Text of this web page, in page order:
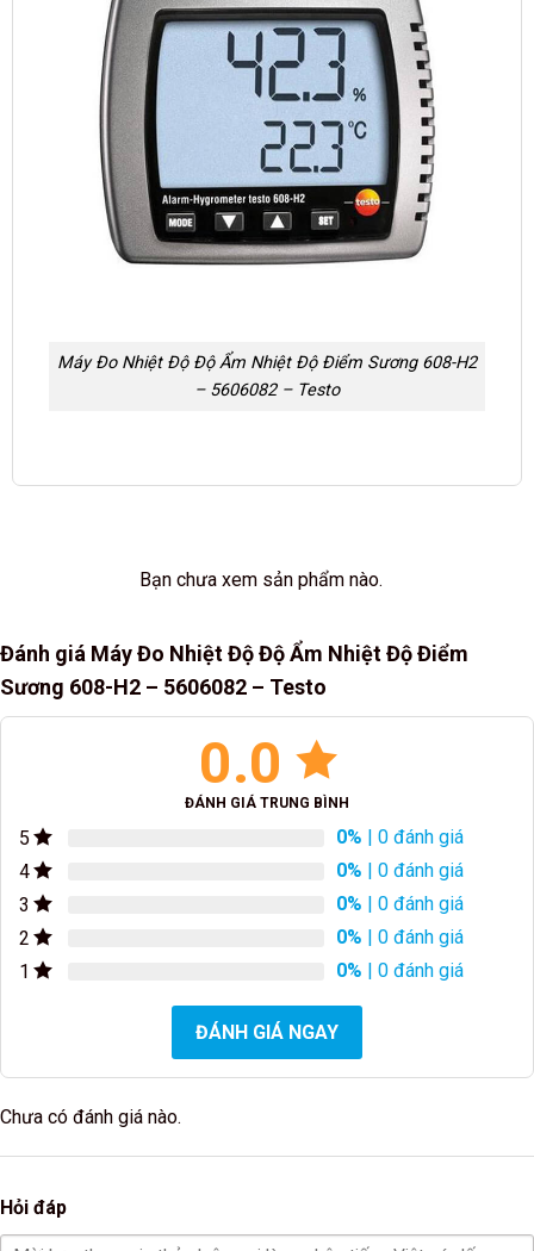
Máy Đo Nhiệt Độ Độ Ẩm Nhiệt Độ Điểm Sương 608-H2
– 5606082 – Testo
Bạn chưa xem sản phẩm nào.
Đánh giá Máy Đo Nhiệt Độ Độ Ẩm Nhiệt Độ Điểm
Sương 608-H2 – 5606082 – Testo
0.0
ĐÁNH GIÁ TRUNG BÌNH
5 0% | 0 đánh giá
4
0% | 0 đánh giá
3
0% | 0 đánh giá
2
0% | 0 đánh giá
1
0% | 0 đánh giá
ĐÁNH GIÁ NGAY
Chưa có đánh giá nào.
Hỏi đáp